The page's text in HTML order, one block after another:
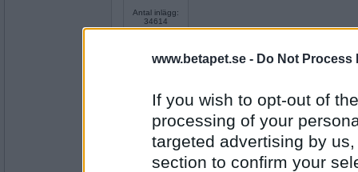
www.betapet.se - Do Not Process
If you wish to opt-out of
processing of your
targeted advertising by
section to confirm your
Antal inlägg:
34614
Antal inlägg:
1295
Skåne tror jag